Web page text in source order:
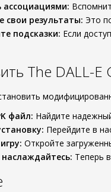
ассоциациями:
свои результаты: Это
подсказки: Если
The DALL-
файл: Найдите
Перейдите в
Откройте
Теперь